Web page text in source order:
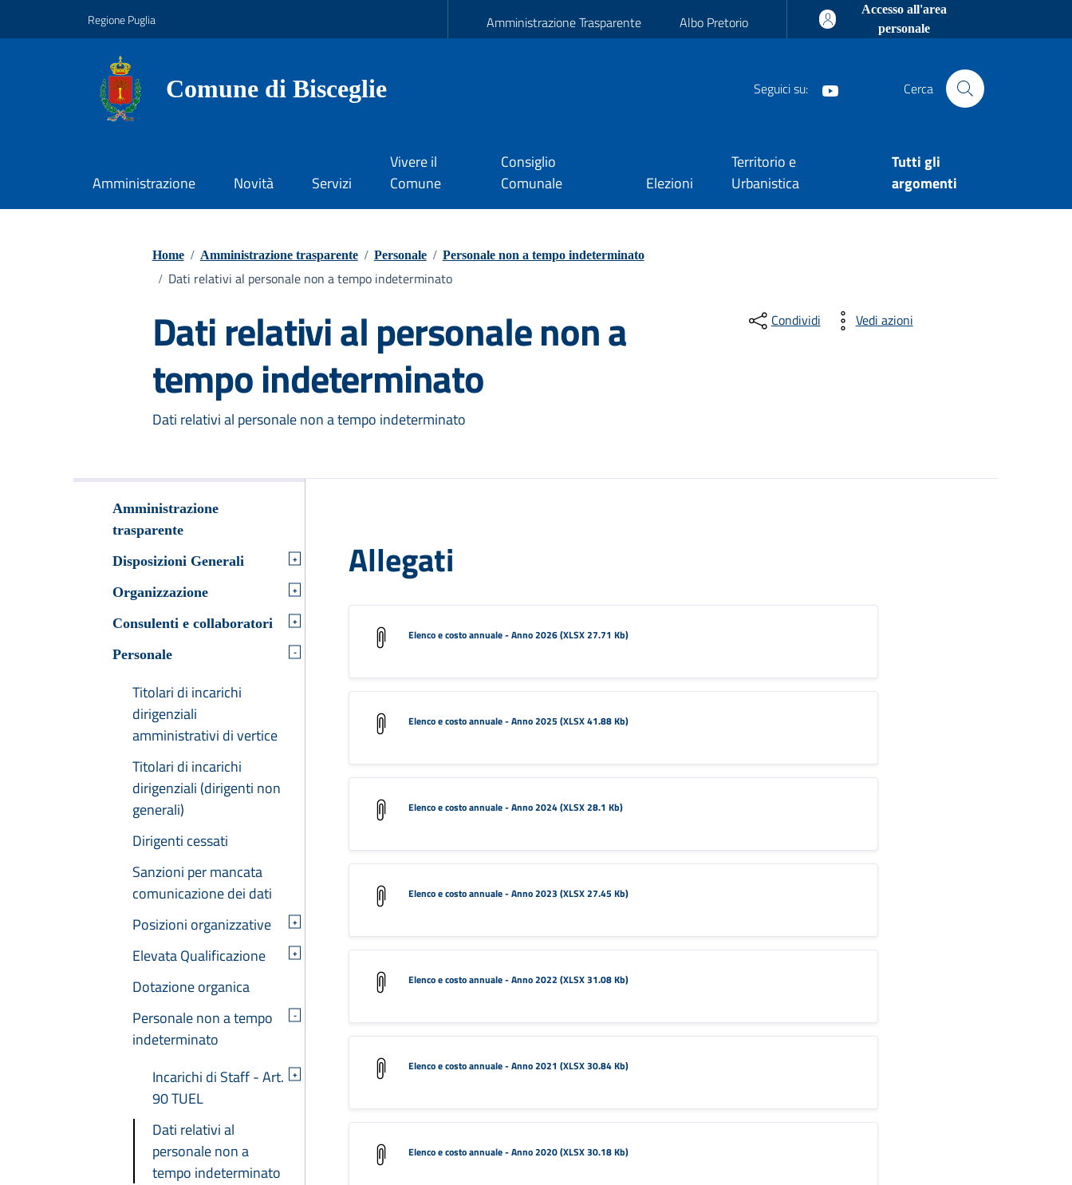
Regione Puglia Amministrazione Trasparente Albo Pretorio
Accesso all'area
personale
Comune di Bisceglie Seguici su: Cerca
Amministrazione Novità Servizi
Vivere il
Comune
Consiglio
Comunale
Elezioni
Territorio e
Urbanistica
Tutti gli
argomenti
Home / Amministrazione trasparente / Personale / Personale non a tempo indeterminato
/ Dati relativi al personale non a tempo indeterminato
Dati relativi al personale non a
tempo indeterminato
Dati relativi al personale non a tempo indeterminato
Condividi Vedi azioni
Amministrazione
trasparente
Disposizioni Generali
+
Organizzazione +
Consulenti e collaboratori +
Personale -
Titolari di incarichi
dirigenziali
amministrativi di vertice
Titolari di incarichi
dirigenziali (dirigenti non
generali)
Dirigenti cessati
Sanzioni per mancata
comunicazione dei dati
Posizioni organizzative
+
Elevata Qualificazione +
Dotazione organica
Personale non a tempo
indeterminato
-
Incarichi di Staff - Art.
90 TUEL
+
Dati relativi al
personale non a
tempo indeterminato
Allegati
Elenco e costo annuale - Anno 2026 (XLSX 27.71 Kb)
Elenco e costo annuale - Anno 2025 (XLSX 41.88 Kb)
Elenco e costo annuale - Anno 2024 (XLSX 28.1 Kb)
Elenco e costo annuale - Anno 2023 (XLSX 27.45 Kb)
Elenco e costo annuale - Anno 2022 (XLSX 31.08 Kb)
Elenco e costo annuale - Anno 2021 (XLSX 30.84 Kb)
Elenco e costo annuale - Anno 2020 (XLSX 30.18 Kb)